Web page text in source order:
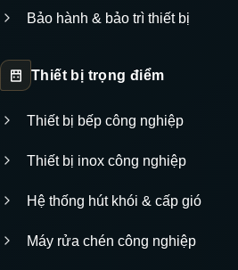
Bảo hành & bảo trì thiết bị
Thiết bị trọng điểm
Thiết bị bếp công nghiệp
Thiết bị inox công nghiệp
Hệ thống hút khói & cấp gió
Máy rửa chén công nghiệp